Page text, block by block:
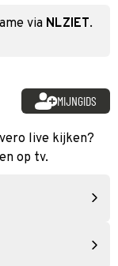
via NLZIET.
MIJNGIDS
live kijken?
op tv.